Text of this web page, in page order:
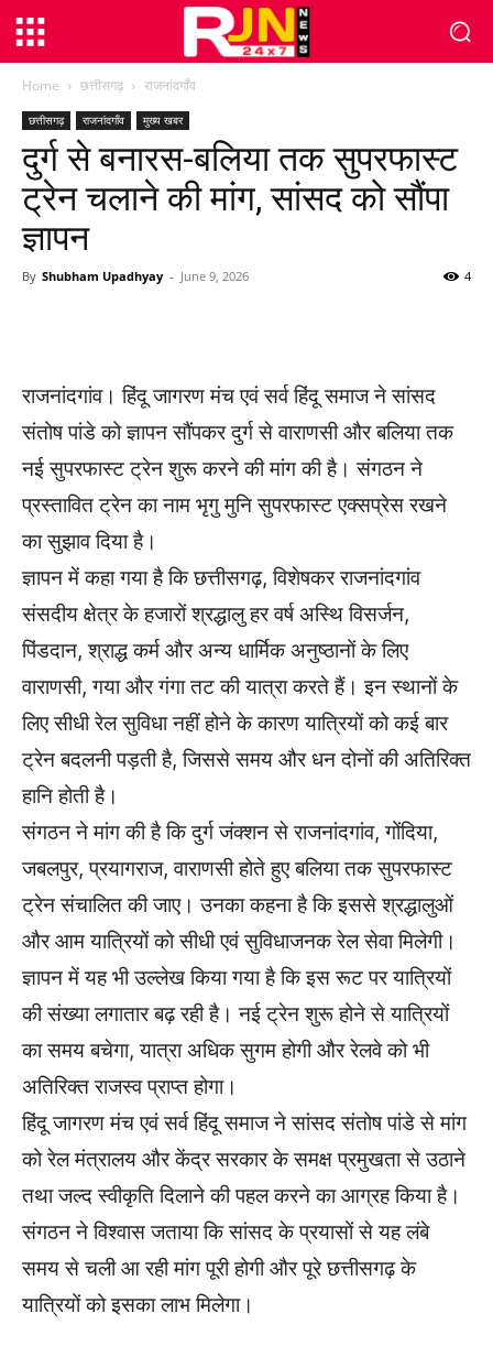
Home छत्तीसगढ़ राजनांदगाँव
छत्तीसगढ़ राजनांदगाँव मुख्य खबर
दुर्ग से बनारस-बलिया तक सुपरफास्ट
ट्रेन चलाने की मांग, सांसद को सौंपा
ज्ञापन
By Shubham Upadhyay - June 9, 2026 4
राजनांदगांव। हिंदू जागरण मंच एवं सर्व हिंदू समाज ने सांसद
संतोष पांडे को ज्ञापन सौंपकर दुर्ग से वाराणसी और बलिया तक
नई सुपरफास्ट ट्रेन शुरू करने की मांग की है। संगठन ने
प्रस्तावित ट्रेन का नाम भृगु मुनि सुपरफास्ट एक्सप्रेस रखने
का सुझाव दिया है।
ज्ञापन में कहा गया है कि छत्तीसगढ़, विशेषकर राजनांदगांव
संसदीय क्षेत्र के हजारों श्रद्धालु हर वर्ष अस्थि विसर्जन,
पिंडदान, श्राद्ध कर्म और अन्य धार्मिक अनुष्ठानों के लिए
वाराणसी, गया और गंगा तट की यात्रा करते हैं। इन स्थानों के
लिए सीधी रेल सुविधा नहीं होने के कारण यात्रियों को कई बार
ट्रेन बदलनी पड़ती है, जिससे समय और धन दोनों की अतिरिक्त
हानि होती है।
संगठन ने मांग की है कि दुर्ग जंक्शन से राजनांदगांव, गोंदिया,
जबलपुर, प्रयागराज, वाराणसी होते हुए बलिया तक सुपरफास्ट
ट्रेन संचालित की जाए। उनका कहना है कि इससे श्रद्धालुओं
और आम यात्रियों को सीधी एवं सुविधाजनक रेल सेवा मिलेगी।
ज्ञापन में यह भी उल्लेख किया गया है कि इस रूट पर यात्रियों
की संख्या लगातार बढ़ रही है। नई ट्रेन शुरू होने से यात्रियों
का समय बचेगा, यात्रा अधिक सुगम होगी और रेलवे को भी
अतिरिक्त राजस्व प्राप्त होगा।
हिंदू जागरण मंच एवं सर्व हिंदू समाज ने सांसद संतोष पांडे से मांग
को रेल मंत्रालय और केंद्र सरकार के समक्ष प्रमुखता से उठाने
तथा जल्द स्वीकृति दिलाने की पहल करने का आग्रह किया है।
संगठन ने विश्वास जताया कि सांसद के प्रयासों से यह लंबे
समय से चली आ रही मांग पूरी होगी और पूरे छत्तीसगढ़ के
यात्रियों को इसका लाभ मिलेगा।